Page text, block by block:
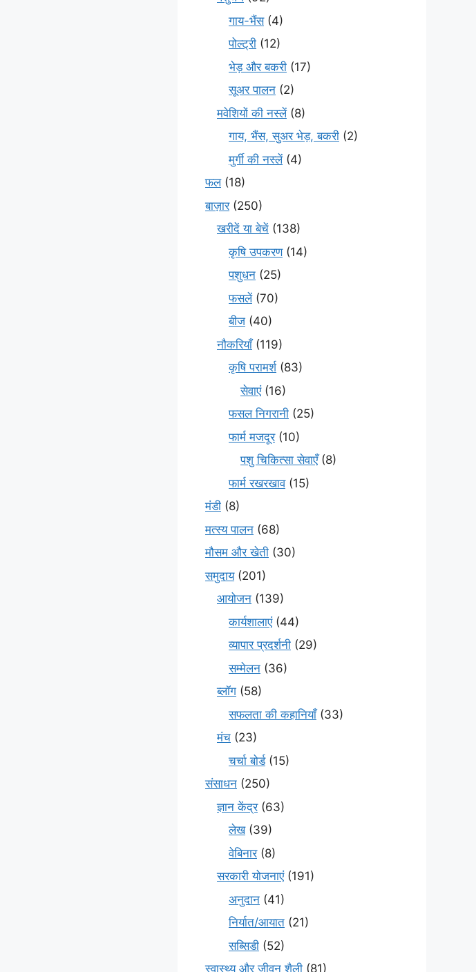
गाय-भैंस(4)
पोल्ट्री (12)
भेड़ और बकरी (17)
सूअर पालन (2)
मवेशियों की नस्लें(8)
गाय, भैंस, सुअर भेड़, बकरी (2)
मुर्गी की नस्लें(4)
फल(18)
बाज़ार(250)
खरीदें या बेचें (138)
कृषि उपकरण(14)
पशुधन (25)
फसलें(70)
बीज (40)
नौकरियाँ(119)
कृषि परामर्श(83)
सेवाएं(16)
फसल निगरानी (25)
फार्म मजदूर(10)
पशु चिकित्सा सेवाएँ(8)
फार्म रखरखाव(15)
मंडी (8)
मत्स्य पालन (68)
मौसम और खेती (30)
समुदाय(201)
आयोजन (139)
कार्यशालाएं(44)
व्यापार प्रदर्शनी (29)
सम्मेलन (36)
ब्लॉग (58)
सफलता की कहानियाँ(33)
मंच (23)
चर्चा बोर्ड(15)
संसाधन (250)
ज्ञान केंद्र(63)
लेख(39)
वेबिनार(8)
सरकारी योजनाएं(191)
अनुदान (41)
निर्यात/आयात (21)
सब्सिडी (52)
स्वास्थ्य और जीवन शैली (81)